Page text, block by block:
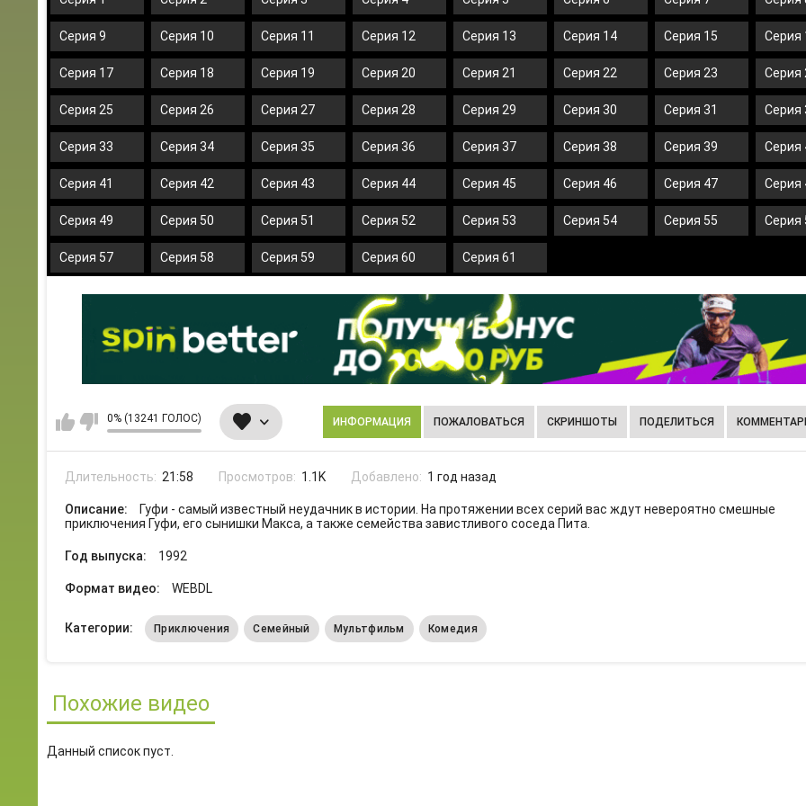
Серия 9 Серия 10 Серия 11 Серия 12 Серия 13 Серия 14 Серия 15 Серия
Серия 17 Серия 18 Серия 19 Серия 20 Серия 21 Серия 22 Серия 23 Серия
Серия 25 Серия 26 Серия 27 Серия 28 Серия 29 Серия 30 Серия 31 Серия
Серия 33 Серия 34 Серия 35 Серия 36 Серия 37 Серия 38 Серия 39 Серия
Серия 41 Серия 42 Серия 43 Серия 44 Серия 45 Серия 46 Серия 47 Серия
Серия 49 Серия 50 Серия 51 Серия 52 Серия 53 Серия 54 Серия 55 Серия
Серия 57 Серия 58 Серия 59 Серия 60 Серия 61
0% (13241 ГОЛОС) ИНФОРМАЦИЯ ПОЖАЛОВАТЬСЯ СКРИНШОТЫ ПОДЕЛИТЬСЯ
Длительность: 21:58 Просмотров: 1.1K Добавлено: 1 год назад
Описание:
Гуфи - самый известный неудачник в истории. На протяжении всех серий вас ждут невероятно смешные
приключения Гуфи, его сынишки Макса, а также семейства завистливого соседа Пита.
Год выпуска: 1992
Формат видео: WEBDL
Категории: Приключения Семейный Мультфильм Комедия
Похожие видео
Данный список пуст.